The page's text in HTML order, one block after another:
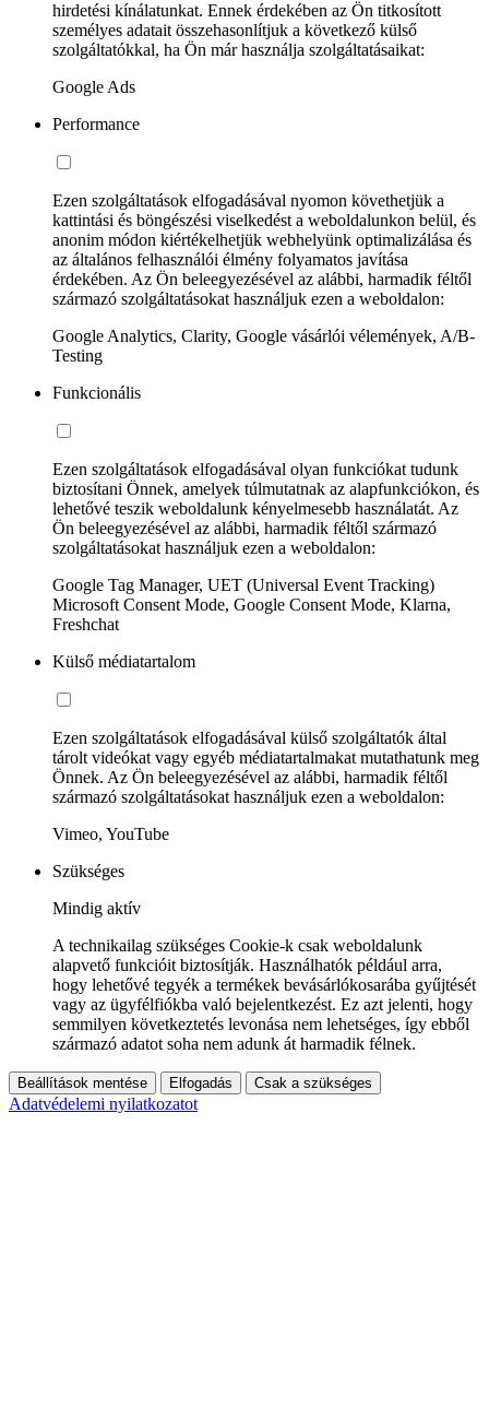
hirdetési kínálatunkat. Ennek érdekében az Ön titkosított
személyes adatait összehasonlítjuk a következő külső
szolgáltatókkal, ha Ön már használja szolgáltatásaikat:
Google Ads
Performance
Ezen szolgáltatások elfogadásával nyomon követhetjük a
kattintási és böngészési viselkedést a weboldalunkon belül, és
anonim módon kiértékelhetjük webhelyünk optimalizálása és
az általános felhasználói élmény folyamatos javítása
érdekében. Az Ön beleegyezésével az alábbi, harmadik féltől
származó szolgáltatásokat használjuk ezen a weboldalon:
Google Analytics, Clarity, Google vásárlói vélemények, A/B-
Testing
Funkcionális
Ezen szolgáltatások elfogadásával olyan funkciókat tudunk
biztosítani Önnek, amelyek túlmutatnak az alapfunkciókon, és
lehetővé teszik weboldalunk kényelmesebb használatát. Az
Ön beleegyezésével az alábbi, harmadik féltől származó
szolgáltatásokat használjuk ezen a weboldalon:
Google Tag Manager, UET (Universal Event Tracking)
Microsoft Consent Mode, Google Consent Mode, Klarna,
Freshchat
Külső médiatartalom
Ezen szolgáltatások elfogadásával külső szolgáltatók által
tárolt videókat vagy egyéb médiatartalmakat mutathatunk meg
Önnek. Az Ön beleegyezésével az alábbi, harmadik féltől
származó szolgáltatásokat használjuk ezen a weboldalon:
Vimeo, YouTube
Szükséges
Mindig aktív
A technikailag szükséges Cookie-k csak weboldalunk
alapvető funkcióit biztosítják. Használhatók például arra,
hogy lehetővé tegyék a termékek bevásárlókosarába gyűjtését
vagy az ügyfélfiókba való bejelentkezést. Ez azt jelenti, hogy
semmilyen következtetés levonása nem lehetséges, így ebből
származó adatot soha nem adunk át harmadik félnek.
Beállítások mentése Elfogadás Csak a szükséges
Adatvédelemi nyilatkozatot